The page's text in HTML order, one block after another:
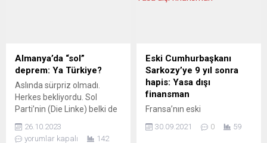
telefon görüşmesinde,
Rusya’nın saldırganlığı
karşısında Ukrayna’nın
askeri gereksinimlerine
ilişkin Zelenskiy’nin son
değerlendirmesini talep
ettiği belirtildi....
olarak görülüyor. İngiltere’de
100’den fazla okulun, eğitim
yılının başlamasından kısa...
Almanya’da “sol”
deprem: Ya Türkiye?
Aslında sürpriz olmadı.
Herkes bekliyordu. Sol
Parti’nin (Die Linke) belki de
en tartışmalı ve ve en etkili
isimlerinden Sahra
26.10.2023
yorumlar kapalı
142
Eski Cumhurbaşkanı
Sarkozy’ye 9 yıl sonra
hapis: Yasa dışı
finansman
Fransa’nın eski
Cumhurbaşkanı Nicolas
Sarkozy, 2012’de kaybettiği
30.09.2021 0 59